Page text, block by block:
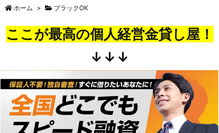
ホーム > ブラックOK
ここが最高の個人経営金貸し屋！
↓↓↓